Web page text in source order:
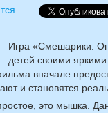
Игра «Смешарики:
детей своими
вначале
и становятся
это мышка.